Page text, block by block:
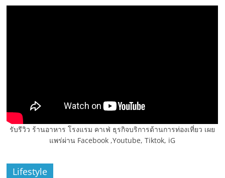
รับรีวิว ร้านอาหาร โรงแรม คาเฟ่ ธุรกิจบริการด้านการท่องเที่ยว เผย
แพร่ผ่าน Facebook ,Youtube, Tiktok, iG
Lifestyle